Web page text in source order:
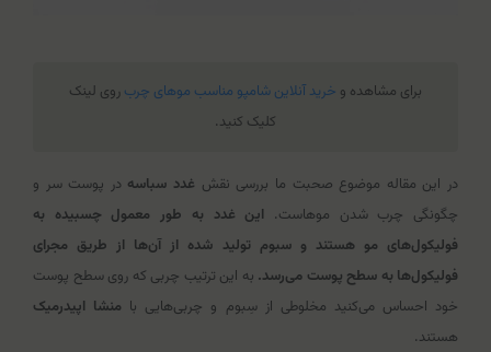
برای مشاهده و خرید آنلاین شامپو مناسب موهای چربروی لینک
کلیک کنید.
در این مقاله موضوع صحبت ما بررسی نقش غدد سباسه در پوست سر و
چگونگی چرب شدن موهاست. این غدد به طور معمول چسبیده به
فولیکول‌های مو هستند و سبوم تولید شده از آن‌ها از طریق مجرای
فولیکول‌ها به سطح پوست می‌رسد. به این ترتیب چربی که روی سطح پوست
خود احساس می‌کنید مخلوطی از سِبوم و چربی‌هایی با منشا اپیدرمیک
هستند.